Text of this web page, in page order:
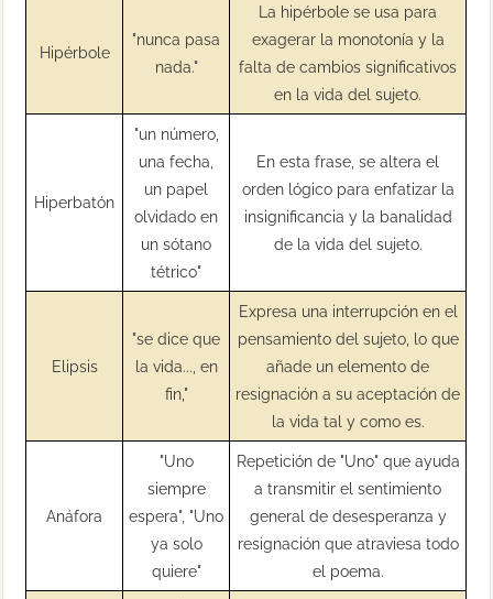
Hipérbole
"nunca pasa
nada."
La hipérbole se usa para
exagerar la monotonía y la
falta de cambios significativos
en la vida del sujeto.
Hiperbatón
"un número,
una fecha,
un papel
olvidado en
un sótano
tétrico"
En esta frase, se altera el
orden lógico para enfatizar la
insignificancia y la banalidad
de la vida del sujeto.
Elipsis
"se dice que
la vida..., en
fin,"
Expresa una interrupción en el
pensamiento del sujeto, lo que
añade un elemento de
resignación a su aceptación de
la vida tal y como es.
Anáfora
"Uno
siempre
espera", "Uno
ya solo
quiere"
Repetición de "Uno" que ayuda
a transmitir el sentimiento
general de desesperanza y
resignación que atraviesa todo
el poema.